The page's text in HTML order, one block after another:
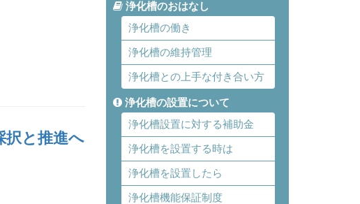
択と推進へ
浄化槽のおはなし
浄化槽の働き
浄化槽の維持管理
浄化槽との上手な付き合い方
浄化槽の設置について
浄化槽設置に対する補助金
浄化槽を設置する時は
浄化槽を設置したら
浄化槽機能保証制度